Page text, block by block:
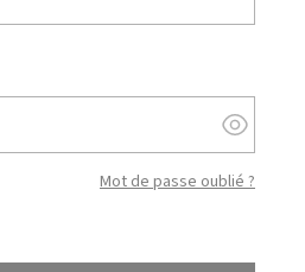
Afficher/
Mot de passe oublié ?